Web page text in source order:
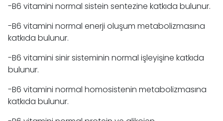
-B6 vitamini normal sistein sentezine katkıda bulunur.
-B6 vitamini normal enerji oluşum metabolizmasına
katkıda bulunur.
-B6 vitamini sinir sisteminin normal işleyişine katkıda
bulunur.
-B6 vitamini normal homosistenin metabolizmasına
katkıda bulunur.